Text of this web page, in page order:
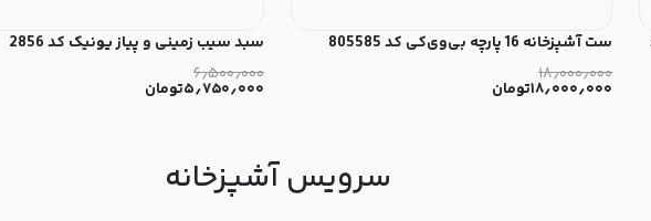
ست آشپزخانه 16 پارچه بی‌وی‌کی کد 805585
۱۸٫۰۰۰٫۰۰۰
۱۸٫۰۰۰٫۰۰۰تومان
سبد سیب زمینی و پیاز یونیک کد 2856
۶٫۵۰۰٫۰۰۰
۵٫۷۵۰٫۰۰۰تومان
سرویس آشپزخانه